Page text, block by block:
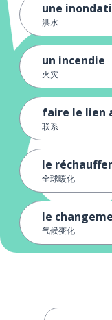
une
洪水
un incendie
火灾
faire le lien
联系
le
全球暖化
le
气候变化